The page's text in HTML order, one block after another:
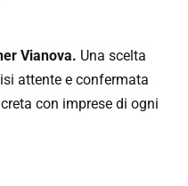
Vianova. Una scelta
attente e confermata
con imprese di ogni